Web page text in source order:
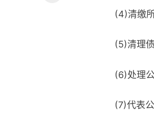
(4)清缴
(5)清理
(6)处理
(7)代表